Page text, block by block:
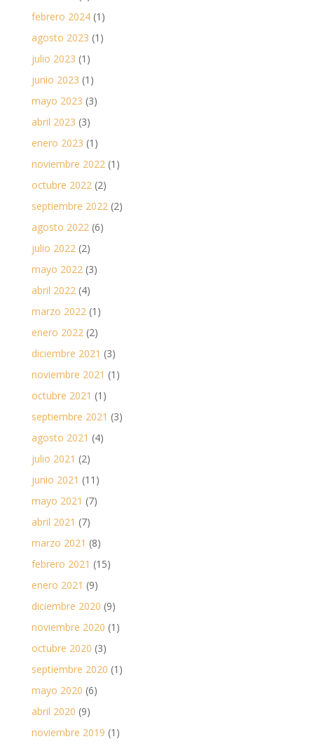
febrero 2024(1)
agosto 2023 (1)
julio 2023 (1)
junio 2023 (1)
mayo 2023 (3)
abril 2023 (3)
enero 2023 (1)
noviembre 2022(1)
octubre 2022(2)
septiembre 2022(2)
agosto 2022(6)
julio 2022(2)
mayo 2022(3)
abril 2022(4)
marzo 2022(1)
enero 2022(2)
diciembre 2021 (3)
noviembre 2021 (1)
octubre 2021 (1)
septiembre 2021 (3)
agosto 2021 (4)
julio 2021 (2)
junio 2021 (11)
mayo 2021 (7)
abril 2021 (7)
marzo 2021 (8)
febrero 2021 (15)
enero 2021 (9)
diciembre 2020 (9)
noviembre 2020 (1)
octubre 2020 (3)
septiembre 2020 (1)
mayo 2020 (6)
abril 2020 (9)
noviembre 2019 (1)